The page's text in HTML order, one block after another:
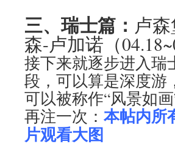
三、瑞士篇： 卢
森-卢加诺（
接下来就逐步进入瑞
段，可以算是深度游
可以被称作“风景如
再注一次： 本帖内所
片观看大图